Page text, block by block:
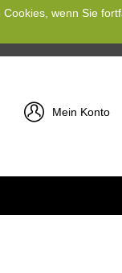
wenn Sie
Mein Konto